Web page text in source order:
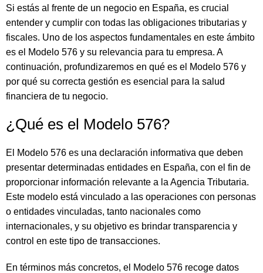
Si estás al frente de un negocio en España, es crucial
entender y cumplir con todas las obligaciones tributarias y
fiscales. Uno de los aspectos fundamentales en este ámbito
es el Modelo 576 y su relevancia para tu empresa. A
continuación, profundizaremos en qué es el Modelo 576 y
por qué su correcta gestión es esencial para la salud
financiera de tu negocio.
¿Qué es el Modelo 576?
El Modelo 576 es una declaración informativa que deben
presentar determinadas entidades en España, con el fin de
proporcionar información relevante a la Agencia Tributaria.
Este modelo está vinculado a las operaciones con personas
o entidades vinculadas, tanto nacionales como
internacionales, y su objetivo es brindar transparencia y
control en este tipo de transacciones.
En términos más concretos, el Modelo 576 recoge datos